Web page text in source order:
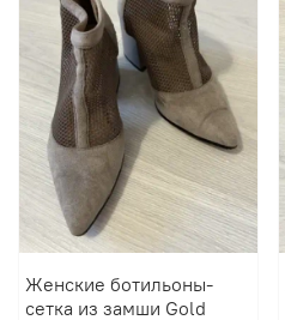
Женские ботильоны-
сетка из замши Gold